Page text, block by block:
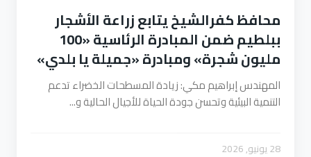
محافظ كفرالشيخ يتابع زراعة الأشجار
ببلطيم ضمن المبادرة الرئاسية «100
مليون شجرة» ومبادرة «جميلة يا بلدي»
المهندس إبراهيم مكي: زيادة المسطحات الخضراء تدعم
التنمية البيئية وتحسن جودة الحياة للأجيال الحالية و...
28 يونيو, 2026